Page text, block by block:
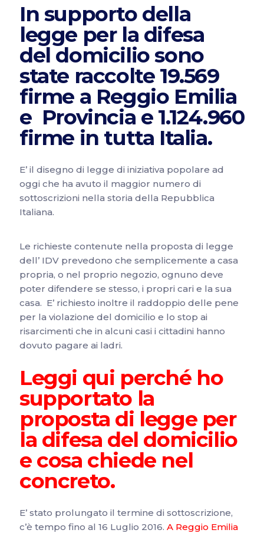
In supporto della
legge per la difesa
del domicilio sono
state raccolte 19.569
firme a Reggio Emilia
e Provincia e 1.124.960
firme in tutta Italia.
E’ il disegno di legge di iniziativa popolare ad
oggi che ha avuto il maggior numero di
sottoscrizioni nella storia della Repubblica
Italiana.
Le richieste contenute nella proposta di legge
dell’ IDV prevedono che semplicemente a casa
propria, o nel proprio negozio, ognuno deve
poter difendere se stesso, i propri cari e la sua
casa. E’ richiesto inoltre il raddoppio delle pene
per la violazione del domicilio e lo stop ai
risarcimenti che in alcuni casi i cittadini hanno
dovuto pagare ai ladri.
Leggi qui perché ho
supportato la
proposta di legge per
la difesa del domicilio
e cosa chiede nel
concreto.
E’ stato prolungato il termine di sottoscrizione,
c’è tempo fino al 16 Luglio 2016. A Reggio Emilia